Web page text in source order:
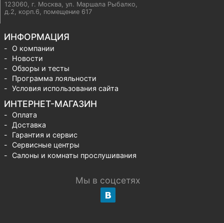
123060, г. Москва, ул. Маршала Рыбалко,
д.2, корп.6, помещение 617
ИНФОРМАЦИЯ
О компании
Новости
Обзоры и тесты
Программа лояльности
Условия использования сайта
ИНТЕРНЕТ-МАГАЗИН
Оплата
Доставка
Гарантия и сервис
Сервисные центры
Салоны и комнаты прослушивания
Мы в соцсетях